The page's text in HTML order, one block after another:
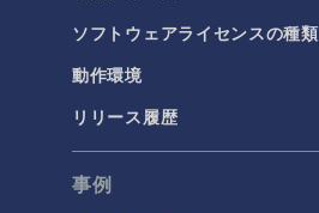
ソフトウェアライセンスの種類
動作環境
リリース履歴
事例